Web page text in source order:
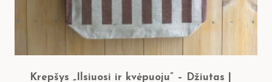
Krepšys „Ilsiuosi ir kvėpuoju” – Džiutas |